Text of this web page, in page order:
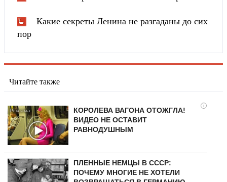
Какие секреты Ленина не разгаданы до сих
пор
Читайте также
i
КОРОЛЕВА ВАГОНА ОТОЖГЛА!
ВИДЕО НЕ ОСТАВИТ
РАВНОДУШНЫМ
ПЛЕННЫЕ НЕМЦЫ В СССР:
ПОЧЕМУ МНОГИЕ НЕ ХОТЕЛИ